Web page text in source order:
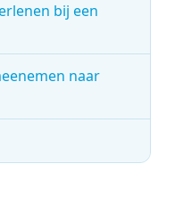
bij een
naar